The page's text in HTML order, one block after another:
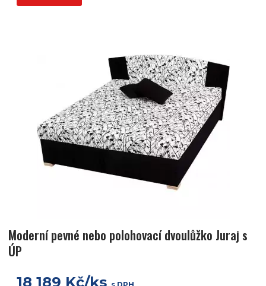
Moderní pevné nebo polohovací dvoulůžko Juraj s
ÚP
18 189 Kč/ks